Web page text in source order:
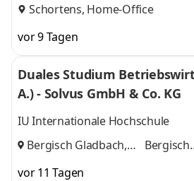
Schortens, Home-Office
vor 9 Tagen
Duales Studium
A.) - Solvus GmbH & Co. KG
IU Internationale Hochschule
Bergisch Gladbach,
Bergisch
vor 11 Tagen